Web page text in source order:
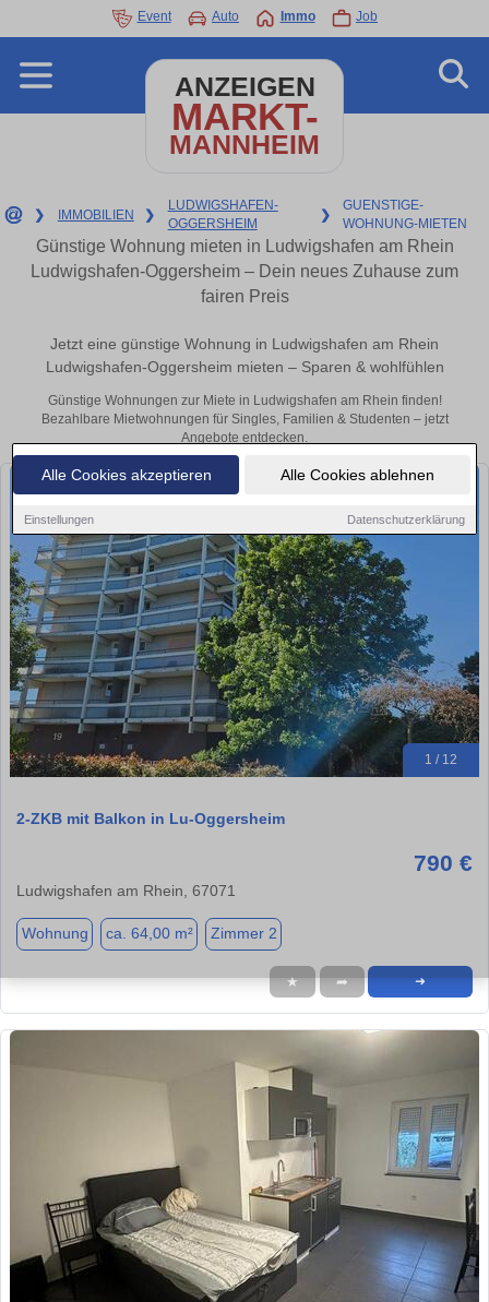
Alle Cookies akzeptieren Alle Cookies ablehnen
Einstellungen Datenschutzerklärung
Event Auto Immo Job
ANZEIGEN
MARKT-
MANNHEIM
❯ IMMOBILIEN ❯
LUDWIGSHAFEN-
OGGERSHEIM
❯
GUENSTIGE-
WOHNUNG-MIETEN
Günstige Wohnung mieten in Ludwigshafen am Rhein
Ludwigshafen-Oggersheim – Dein neues Zuhause zum
fairen Preis
Jetzt eine günstige Wohnung in Ludwigshafen am Rhein
Ludwigshafen-Oggersheim mieten – Sparen & wohlfühlen
Günstige Wohnungen zur Miete in Ludwigshafen am Rhein finden!
Bezahlbare Mietwohnungen für Singles, Familien & Studenten – jetzt
Angebote entdecken.
1 / 12
2-ZKB mit Balkon in Lu-Oggersheim
790 €
Ludwigshafen am Rhein, 67071
Wohnung ca. 64,00 m² Zimmer 2
★ ➦ ➜